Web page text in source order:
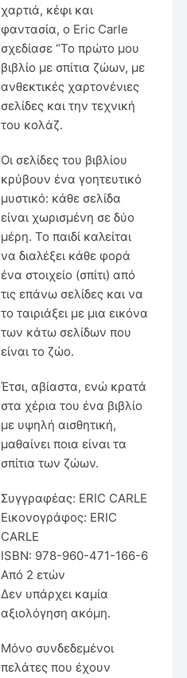
χαρτιά, κέφι και
φαντασία, ο Eric Carle
σχεδίασε “Το πρώτο μου
βιβλίο με σπίτια ζώων, με
ανθεκτικές χαρτονένιες
σελίδες και την τεχνική
του κολάζ.
Οι σελίδες του βιβλίου
κρύβουν ένα γοητευτικό
μυστικό: κάθε σελίδα
είναι χωρισμένη σε δύο
μέρη. Το παιδί καλείται
να διαλέξει κάθε φορά
ένα στοιχείο (σπίτι) από
τις επάνω σελίδες και να
το ταιριάξει με μια εικόνα
των κάτω σελίδων που
είναι το ζώο.
Έτσι, αβίαστα, ενώ κρατά
στα χέρια του ένα βιβλίο
με υψηλή αισθητική,
μαθαίνει ποια είναι τα
σπίτια των ζώων.
Συγγραφέας: ERIC CARLE
Εικονογράφος: ERIC
CARLE
ISBN: 978-960-471-166-6
Από 2 ετών
Δεν υπάρχει καμία
αξιολόγηση ακόμη.
Μόνο συνδεδεμένοι
πελάτες που έχουν